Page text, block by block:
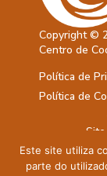
Copyright ©
Centro de
Política de
Política de
Este site utiliza
parte do